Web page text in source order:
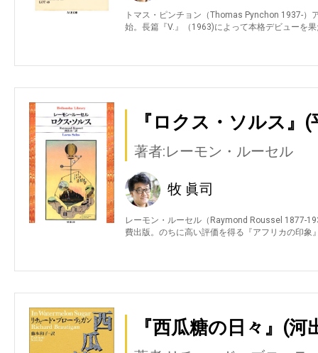
トマス・ピンチョン（Thomas Pynchon 1937-）
始。長篇『V.』（1963)によって本格デビューを
『ロクス・ソルス』(
著者:レーモン・ルーセル
牧 眞司
レーモン・ルーセル（Raymond Roussel 1877-
費出版。のちに高い評価を得る『アフリカの印象
『西瓜糖の日々』(河